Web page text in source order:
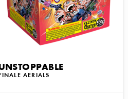
FINALE AERIALS